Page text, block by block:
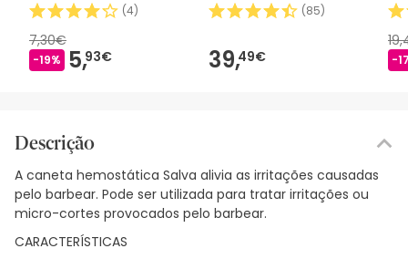
(4)
7,30€
-19% 5,93€
(85)
39,49€ -
Descrição
A caneta hemostática Salva alivia as irritações causadas
pelo barbear. Pode ser utilizada para tratar irritações ou
micro-cortes provocados pelo barbear.
CARACTERÍSTICAS